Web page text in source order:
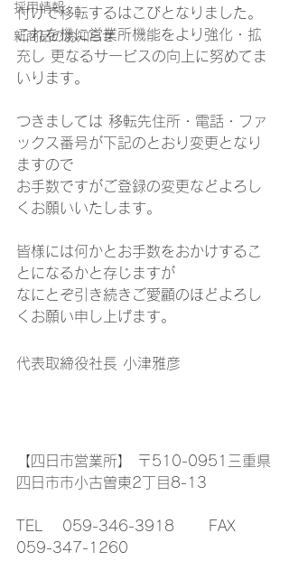
採用情報
新商品のお知らせ
付けで移転するはこびとなりました。
これを機に営業所機能をより強化・拡
充し 更なるサービスの向上に努めてま
いります。
つきましては 移転先住所・電話・ファ
ックス番号が下記のとおり変更となり
ますので
お手数ですがご登録の変更などよろし
くお願いいたします。
皆様には何かとお手数をおかけするこ
とになるかと存じますが
なにとぞ引き続きご愛顧のほどよろし
くお願い申し上げます。
代表取締役社長 小津雅彦
【四日市営業所】 〒510-0951三重県
四日市市小古曽東2丁目8-13
TEL　 059-346-3918　　 FAX
059-347-1260